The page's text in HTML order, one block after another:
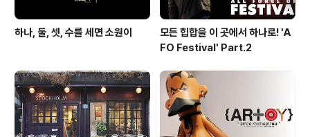
하나, 둘, 셋, 수를 세면 소원이
모든 힙합을 이 곳에서 하나로! 'A
FO Festival' Part.2